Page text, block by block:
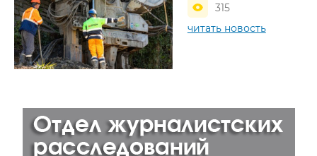
315
читать новость